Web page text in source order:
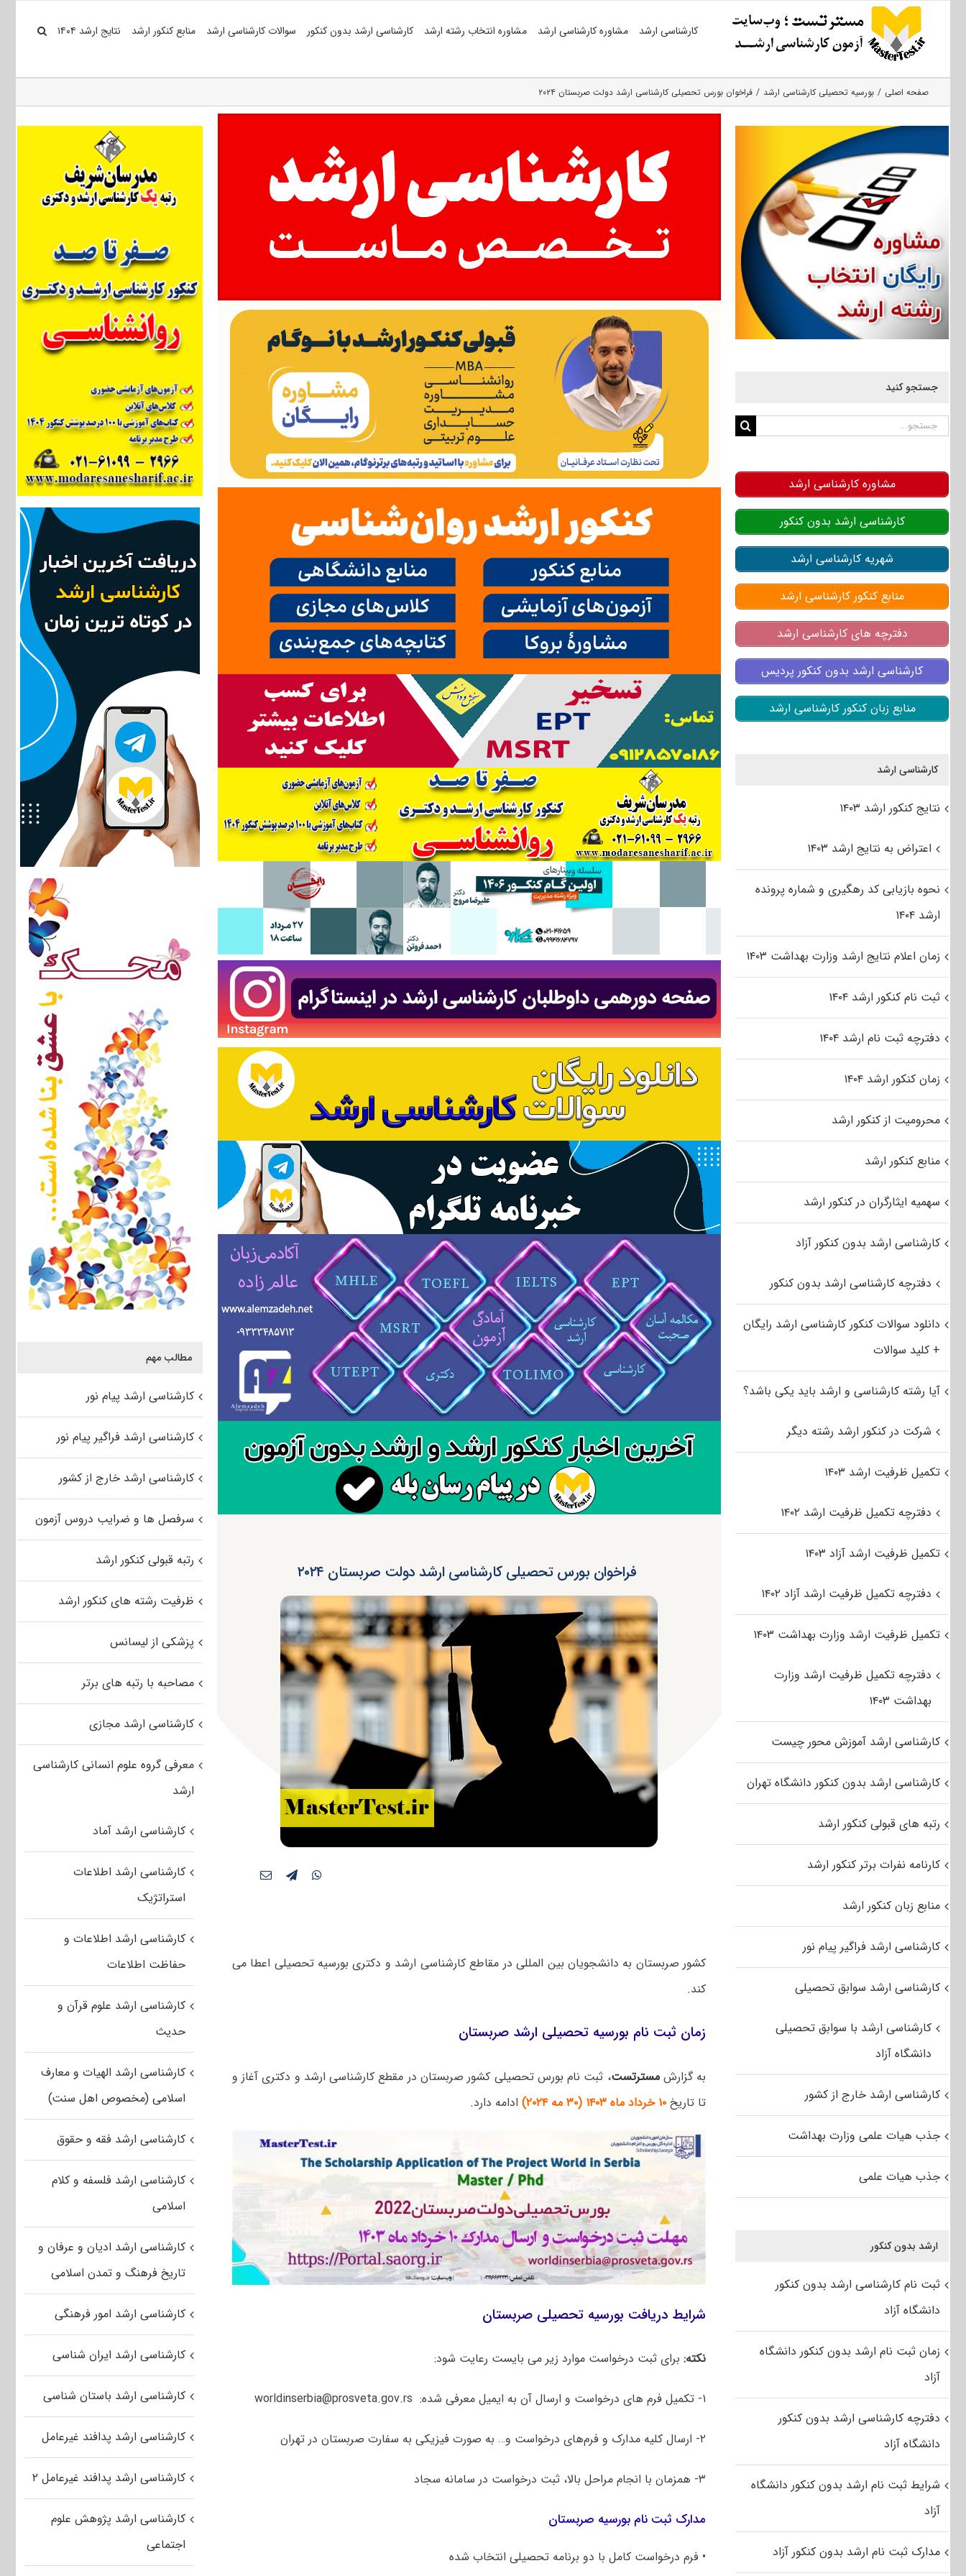
کارشناسی ارشد مشاوره کارشناسی ارشد مشاوره انتخاب رشته ارشد کارشناسی ارشد بدون کنکور سوالات کارشناسی ارشد منابع کنکور ارشد نتایج ارشد ۱۴۰۴
صفحه اصلی بورسیه تحصیلی کارشناسی ارشد فراخوان بورس تحصیلی کارشناسی ارشد دولت صربستان ۲۰۲۴
فراخوان بورس تحصیلی کارشناسی ارشد دولت صربستان ۲۰۲۴
کشور صربستان به دانشجویان بین المللی در مقاطع کارشناسی ارشد و دکتری بورسیه تحصیلی اعطا می
کند.
زمان ثبت نام بورسیه تحصیلی ارشد صربستان
به گزارشمسترتست، ثبت نام بورس تحصیلی کشور صربستان در مقطع کارشناسی ارشد و دکتری آغاز و
تا تاریخ ۱۰ خرداد ماه ۱۴۰۳ (۳۰ مه ۲۰۲۴) ادامه دارد.
شرایط دریافت بورسیه تحصیلی صربستان
نکته:برای ثبت درخواست موارد زیر می بایست رعایت شود:
۱- تکمیل فرم های درخواست و ارسال آن به ایمیل معرفی شده: worldinserbia@prosveta.gov.rs
۲- ارسال کلیه مدارک و فرم‌های درخواست و‌… به صورت فیزیکی به سفارت صربستان در تهران
۳- همزمان با انجام مراحل بالا، ثبت درخواست در سامانه‌ سجاد
مدارک ثبت نام بورسیه صربستان
• فرم درخواست کامل با دو برنامه تحصیلی انتخاب شده
مطالب مهم
کارشناسی ارشد پیام نور
کارشناسی ارشد فراگیر پیام نور
کارشناسی ارشد خارج از کشور
سرفصل ها و ضرایب دروس آزمون
رتبه قبولی کنکور ارشد
ظرفیت رشته های کنکور ارشد
پزشکی از لیسانس
مصاحبه با رتبه های برتر
کارشناسی ارشد مجازی
معرفی گروه علوم انسانی کارشناسی
ارشد
کارشناسی ارشد آماد
کارشناسی ارشد اطلاعات
استراتژیک
کارشناسی ارشد اطلاعات و
حفاظت اطلاعات
کارشناسی ارشد علوم قرآن و
حدیث
کارشناسی ارشد الهیات و معارف
اسلامی (مخصوص اهل سنت)
کارشناسی ارشد فقه و حقوق
کارشناسی ارشد فلسفه و کلام
اسلامی
کارشناسی ارشد ادیان و عرفان و
تاریخ فرهنگ و تمدن اسلامی
کارشناسی ارشد امور فرهنگی
کارشناسی ارشد ایران شناسی
کارشناسی ارشد باستان شناسی
کارشناسی ارشد پدافند غیرعامل
کارشناسی ارشد پدافند غیرعامل ۲
کارشناسی ارشد پژوهش علوم
اجتماعی
جستجو کنید
جستجو
مشاوره کارشناسی ارشد
کارشناسی ارشد بدون کنکور
شهریه کارشناسی ارشد
منابع کنکور کارشناسی ارشد
دفترچه های کارشناسی ارشد
کارشناسی ارشد بدون کنکور پردیس
منابع زبان کنکور کارشناسی ارشد
کارشناسی ارشد
نتایج کنکور ارشد ۱۴۰۳
اعتراض به نتایج ارشد ۱۴۰۳
نحوه بازیابی کد رهگیری و شماره پرونده
ارشد ۱۴۰۴
زمان اعلام نتایج ارشد وزارت بهداشت ۱۴۰۳
ثبت نام کنکور ارشد ۱۴۰۴
دفترچه ثبت نام ارشد ۱۴۰۴
زمان کنکور ارشد ۱۴۰۴
محرومیت از کنکور ارشد
منابع کنکور ارشد
سهمیه ایثارگران در کنکور ارشد
کارشناسی ارشد بدون کنکور آزاد
دفترچه کارشناسی ارشد بدون کنکور
دانلود سوالات کنکور کارشناسی ارشد رایگان
+ کلید سوالات
آیا رشته کارشناسی و ارشد باید یکی باشد؟
شرکت در کنکور ارشد رشته دیگر
تکمیل ظرفیت ارشد ۱۴۰۳
دفترچه تکمیل ظرفیت ارشد ۱۴۰۲
تکمیل ظرفیت ارشد آزاد ۱۴۰۳
دفترچه تکمیل ظرفیت ارشد آزاد ۱۴۰۲
تکمیل ظرفیت ارشد وزارت بهداشت ۱۴۰۳
دفترچه تکمیل ظرفیت ارشد وزارت
بهداشت ۱۴۰۳
کارشناسی ارشد آموزش محور چیست
کارشناسی ارشد بدون کنکور دانشگاه تهران
رتبه های قبولی کنکور ارشد
کارنامه نفرات برتر کنکور ارشد
منابع زبان کنکور ارشد
کارشناسی ارشد فراگیر پیام نور
کارشناسی ارشد سوابق تحصیلی
کارشناسی ارشد با سوابق تحصیلی
دانشگاه آزاد
کارشناسی ارشد خارج از کشور
جذب هیات علمی وزارت بهداشت
جذب هیات علمی
ارشد بدون کنکور
ثبت نام کارشناسی ارشد بدون کنکور
دانشگاه آزاد
زمان ثبت نام ارشد بدون کنکور دانشگاه
آزاد
دفترچه کارشناسی ارشد بدون کنکور
دانشگاه آزاد
شرایط ثبت نام ارشد بدون کنکور دانشگاه
آزاد
مدارک ثبت نام ارشد بدون کنکور آزاد